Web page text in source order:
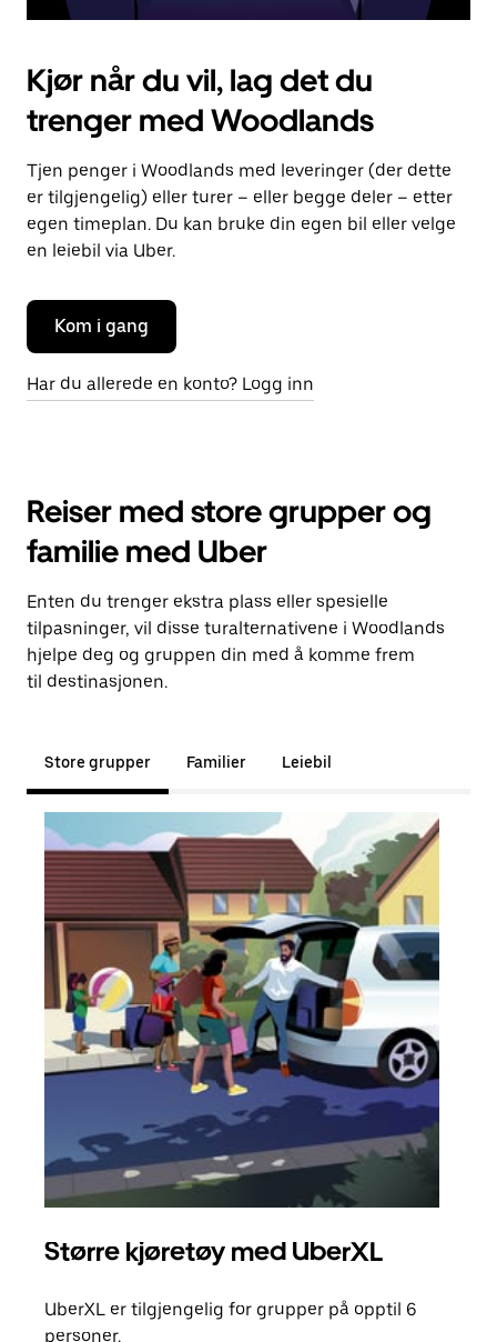
Kjør når du vil, lag det du
trenger med Woodlands
Tjen penger i Woodlands med leveringer (der dette
er tilgjengelig) eller turer – eller begge deler – etter
egen timeplan. Du kan bruke din egen bil eller velge
en leiebil via Uber.
Kom i gang
Har du allerede en konto? Logg inn
Reiser med store grupper og
familie med Uber
Enten du trenger ekstra plass eller spesielle
tilpasninger, vil disse turalternativene i Woodlands
hjelpe deg og gruppen din med å komme frem
til destinasjonen.
Store grupper Familier Leiebil
Større kjøretøy med UberXL
UberXL er tilgjengelig for grupper på opptil 6
personer.